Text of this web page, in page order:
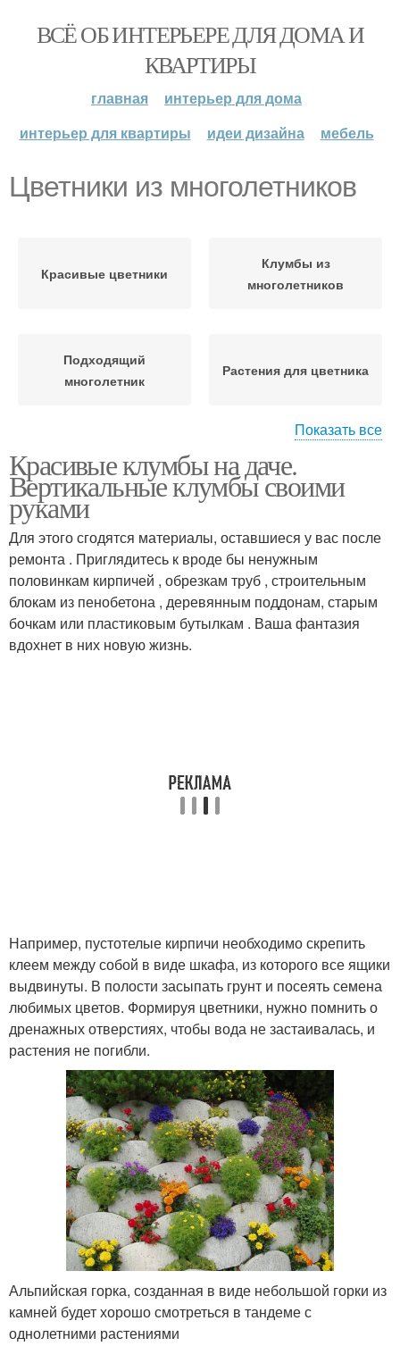
ВСЁ ОБ ИНТЕРЬЕРЕ ДЛЯ ДОМА И
КВАРТИРЫ
главная
интерьер для дома
интерьер для квартиры
идеи дизайна мебель
Цветники из многолетников
Красивые цветники
Клумбы из
многолетников
Подходящий
многолетник
Растения для цветника
многолетники
многолетников
Показать все
Красивые клумбы на даче.
Вертикальные клумбы своими
руками
Для этого сгодятся материалы, оставшиеся у вас после
ремонта . Приглядитесь к вроде бы ненужным
половинкам кирпичей , обрезкам труб , строительным
блокам из пенобетона , деревянным поддонам, старым
бочкам или пластиковым бутылкам . Ваша фантазия
вдохнет в них новую жизнь.
Например, пустотелые кирпичи необходимо скрепить
клеем между собой в виде шкафа, из которого все ящики
выдвинуты. В полости засыпать грунт и посеять семена
любимых цветов. Формируя цветники, нужно помнить о
дренажных отверстиях, чтобы вода не застаивалась, и
растения не погибли.
Альпийская горка, созданная в виде небольшой горки из
камней будет хорошо смотреться в тандеме с
однолетними растениями